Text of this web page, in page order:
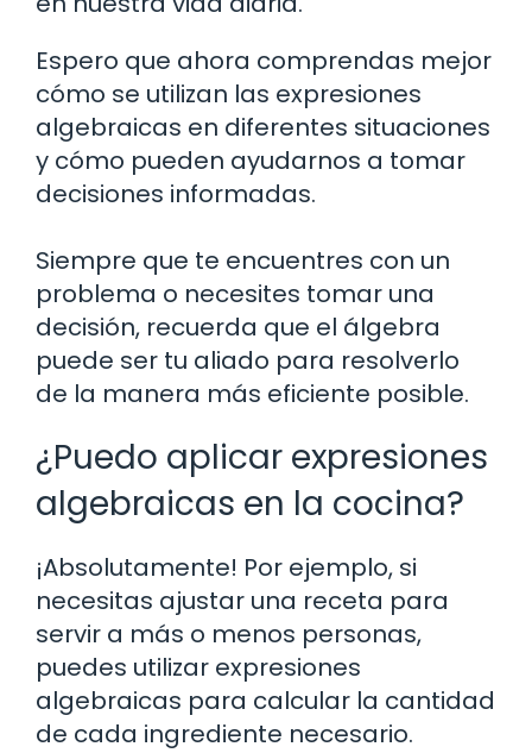
Espero que ahora comprendas mejor
cómo se utilizan las expresiones
algebraicas en diferentes situaciones
y cómo pueden ayudarnos a tomar
decisiones informadas.
Siempre que te encuentres con un
problema o necesites tomar una
decisión, recuerda que el álgebra
puede ser tu aliado para resolverlo
de la manera más eficiente posible.
¿Puedo aplicar expresiones
algebraicas en la cocina?
¡Absolutamente! Por ejemplo, si
necesitas ajustar una receta para
servir a más o menos personas,
puedes utilizar expresiones
algebraicas para calcular la cantidad
de cada ingrediente necesario.